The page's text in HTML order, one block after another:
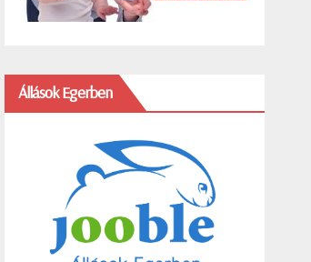
Állások Egerben